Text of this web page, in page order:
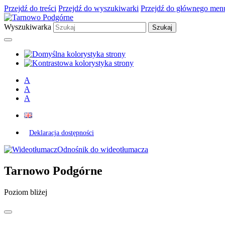
Przejdź do treści Przejdź do wyszukiwarki Przejdź do głównego
Wyszukiwarka
A
A
A
Deklaracja dostępności
Odnośnik do wideotłumacza
Tarnowo Podgórne
Poziom bliżej